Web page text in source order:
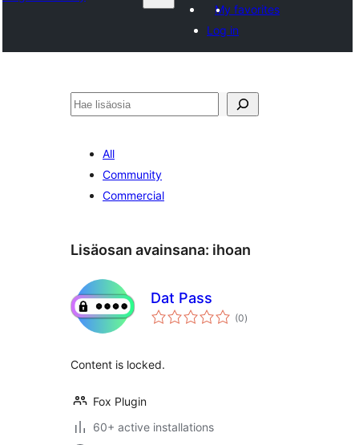
My favorites
Log in
Etsi
All
Community
Commercial
Lisäosan avainsana: ihoan
Dat Pass
(0arvosanat
yhteensä
)
Content is locked.
Fox Plugin
60+ active installations